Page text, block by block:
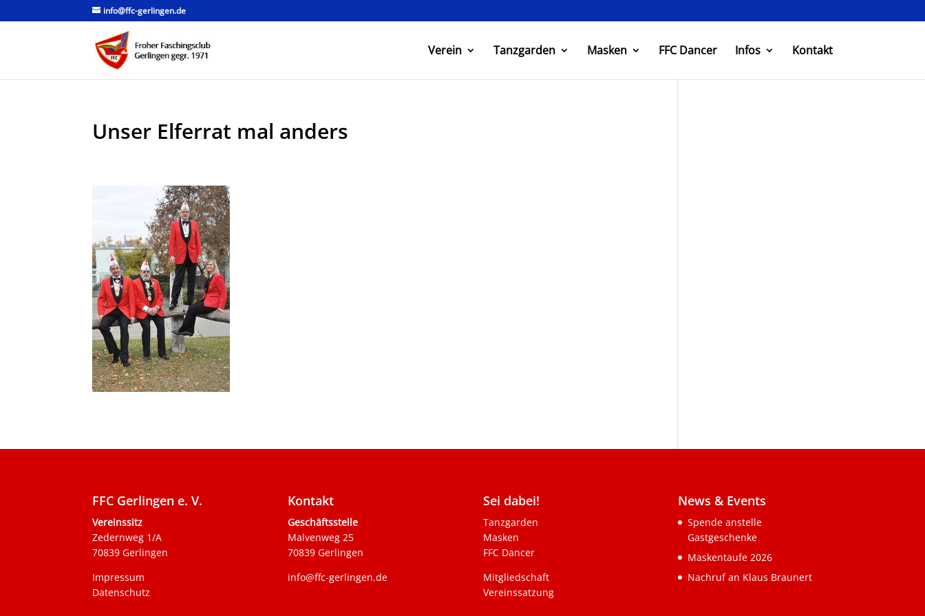
info@ffc-gerlingen.de
Verein Tanzgarden Masken FFC Dancer Infos Kontakt
Unser Elferrat mal anders
FFC Gerlingen e. V.
Vereinssitz
Zedernweg 1/A
70839 Gerlingen
Impressum
Datenschutz
Kontakt
Geschäftsstelle
Malvenweg 25
70839 Gerlingen
info@ffc-gerlingen.de
Sei dabei!
Tanzgarden
Masken
FFC Dancer
Mitgliedschaft
Vereinssatzung
News & Events
Spende anstelle
Gastgeschenke
Maskentaufe 2026
Nachruf an Klaus Braunert